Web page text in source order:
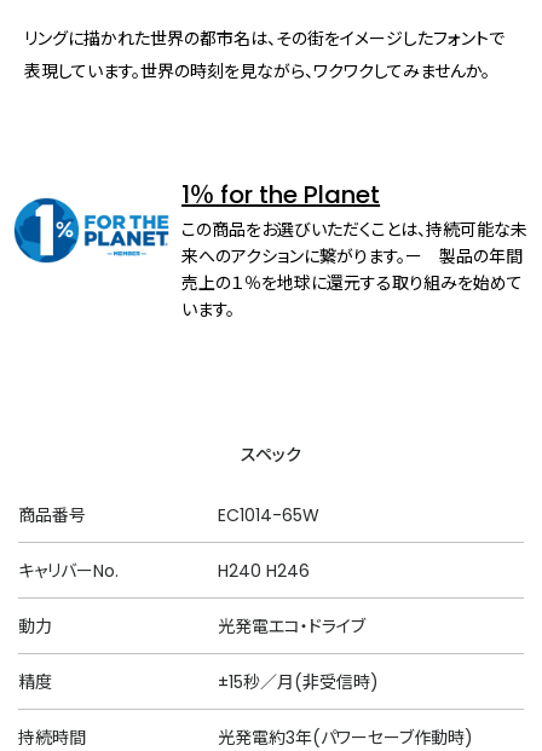
リングに描かれた世界の都市名は、その街をイメージしたフォントで
表現しています。世界の時刻を見ながら、ワクワクしてみませんか。
1％ for the Planet
この商品をお選びいただくことは、持続可能な未
来へのアクションに繋がります。ー 製品の年間
売上の１％を地球に還元する取り組みを始めて
います。
スペック
商品番号 EC1014-65W
キャリバーNo. H240 H246
動力 光発電エコ・ドライブ
精度 ±15秒／月(非受信時)
持続時間 光発電約3年(パワーセーブ作動時)